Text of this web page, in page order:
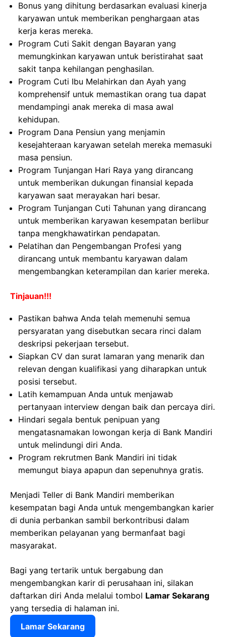
Bonus yang dihitung berdasarkan evaluasi kinerja
karyawan untuk memberikan penghargaan atas
kerja keras mereka.
Program Cuti Sakit dengan Bayaran yang
memungkinkan karyawan untuk beristirahat saat
sakit tanpa kehilangan penghasilan.
Program Cuti Ibu Melahirkan dan Ayah yang
komprehensif untuk memastikan orang tua dapat
mendampingi anak mereka di masa awal
kehidupan.
Program Dana Pensiun yang menjamin
kesejahteraan karyawan setelah mereka memasuki
masa pensiun.
Program Tunjangan Hari Raya yang dirancang
untuk memberikan dukungan finansial kepada
karyawan saat merayakan hari besar.
Program Tunjangan Cuti Tahunan yang dirancang
untuk memberikan karyawan kesempatan berlibur
tanpa mengkhawatirkan pendapatan.
Pelatihan dan Pengembangan Profesi yang
dirancang untuk membantu karyawan dalam
mengembangkan keterampilan dan karier mereka.
Tinjauan!!!
Pastikan bahwa Anda telah memenuhi semua
persyaratan yang disebutkan secara rinci dalam
deskripsi pekerjaan tersebut.
Siapkan CV dan surat lamaran yang menarik dan
relevan dengan kualifikasi yang diharapkan untuk
posisi tersebut.
Latih kemampuan Anda untuk menjawab
pertanyaan interview dengan baik dan percaya diri.
Hindari segala bentuk penipuan yang
mengatasnamakan lowongan kerja di Bank Mandiri
untuk melindungi diri Anda.
Program rekrutmen Bank Mandiri ini tidak
memungut biaya apapun dan sepenuhnya gratis.
Menjadi Teller di Bank Mandiri memberikan
kesempatan bagi Anda untuk mengembangkan karier
di dunia perbankan sambil berkontribusi dalam
memberikan pelayanan yang bermanfaat bagi
masyarakat.
Bagi yang tertarik untuk bergabung dan
mengembangkan karir di perusahaan ini, silakan
daftarkan diri Anda melalui tombol Lamar Sekarang
yang tersedia di halaman ini.
Lamar Sekarang